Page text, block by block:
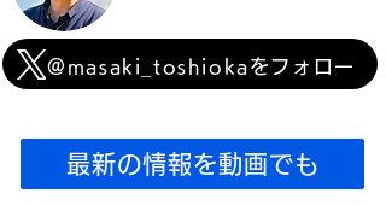
@masaki_toshiokaをフォロー
最新の情報を動画でも